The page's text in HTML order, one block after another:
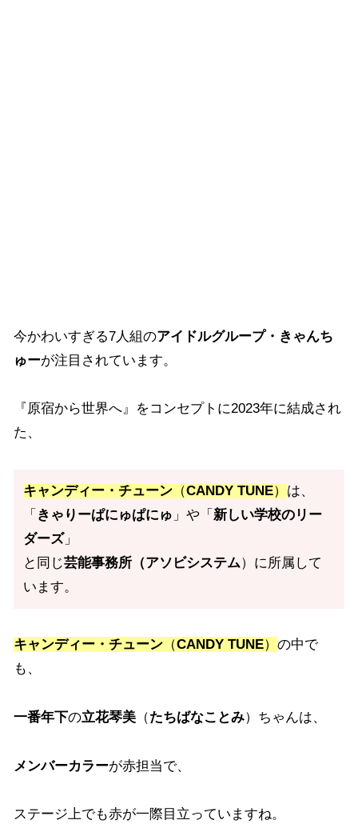
今かわいすぎる7人組のアイドルグループ・きゃんち
ゅーが注目されています。
『原宿から世界へ』をコンセプトに2023年に結成され
た、
キャンディー・チューン （CANDY TUNE） は、
「 きゃりーぱにゅぱにゅ 」や「 新しい学校のリー
ダーズ」
と同じ芸能事務所（アソビシステム）に所属して
います。
キャンディー・チューン （CANDY TUNE） の中で
も、
一番年下の立花琴美 （たちばなことみ）ちゃんは、
メンバーカラーが赤担当で、
ステージ上でも赤が一際目立っていますね。